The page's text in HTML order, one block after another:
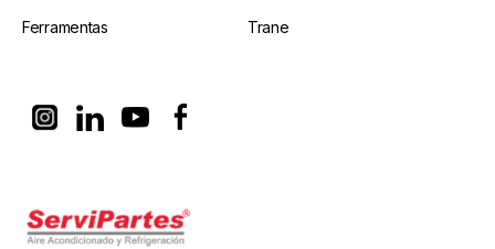
Ferramentas Trane